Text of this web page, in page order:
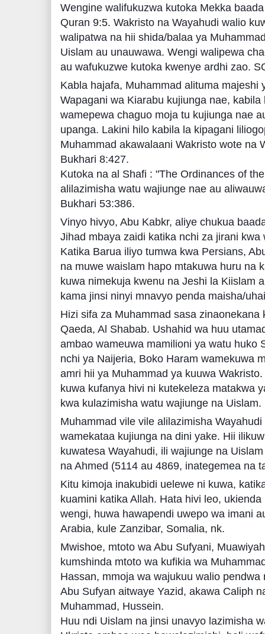
Wengine walifukuzwa kutoka Mekka
Quran 9:5. Wakristo na Wayahudi walio
walipatwa na hii shida/balaa ya
Uislam au unauwawa. Wengi walipewa
au wafukuzwe kutoka kwenye ardhi zao.
Kabla hajafa, Muhammad alituma majeshi
Wapagani wa Kiarabu kujiunga nae,
wamepewa chaguo moja tu kujiunga nae
upanga. Lakini hilo kabila la kipagani
Muhammad akawalaani Wakristo wote na
Bukhari 8:427.
Kutoka na al Shafi : "The Ordinances of
alilazimisha watu wajiunge nae au
Bukhari 53:386.
Vinyo hivyo, Abu Kabkr, aliye chukua
Jihad mbaya zaidi katika nchi za jirani
Katika Barua iliyo tumwa kwa Persians,
na muwe waislam hapo mtakuwa huru na
kuwa nimekuja kwenu na Jeshi la Kiislam
kama jinsi ninyi mnavyo penda maisha/
Hizi sifa za Muhammad sasa zinaonekana
Qaeda, Al Shabab. Ushahid wa huu
ambao wameuwa mamilioni ya watu huko
nchi ya Naijeria, Boko Haram wamekuwa
amri hii ya Muhammad ya kuuwa
kuwa kufanya hivi ni kutekeleza matakwa
kwa kulazimisha watu wajiunge na
Muhammad vile vile alilazimisha
wamekataa kujiunga na dini yake. Hii
kuwatesa Wayahudi, ili wajiunge na
na Ahmed (5114 au 4869, inategemea na
Kitu kimoja inakubidi uelewe ni kuwa,
kuamini katika Allah. Hata hivi leo,
wengi, huwa hawapendi uwepo wa imani
Arabia, kule Zanzibar, Somalia, nk.
Mwishoe, mtoto wa Abu Sufyani,
kumshinda mtoto wa kufikia wa
Hassan, mmoja wa wajukuu walio
Abu Sufyan aitwaye Yazid, akawa Caliph
Muhammad, Hussein.
Huu ndi Uislam na jinsi unavyo lazimisha